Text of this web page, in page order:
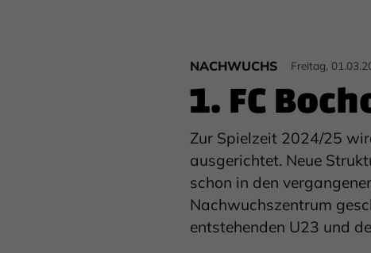
NACHWUCHS Freitag,
1. FC
Zur Spielzeit 2024/25
ausgerichtet. Neue
schon in den
Nachwuchszentrum
entstehenden U23 und